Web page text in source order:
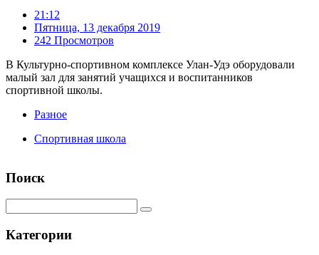
21:12
Пятница, 13 декабря 2019
242 Просмотров
В Культурно-спортивном комплексе Улан-Удэ оборудовали
малый зал для занятий учащихся и воспитанников
спортивной школы.
Разное
Спортивная школа
Поиск
Категории